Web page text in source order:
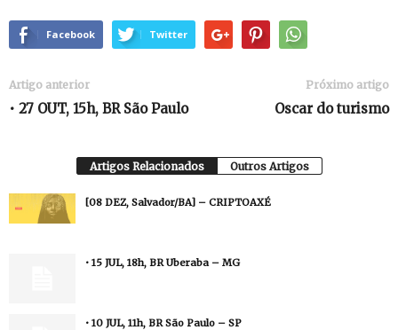
Facebook Twitter
Artigo anterior
• 27 OUT, 15h, BR São Paulo
Próximo artigo
Oscar do turismo
Artigos Relacionados Outros Artigos
[08 DEZ, Salvador/BA] – CRIPTOAXÉ
• 15 JUL, 18h, BR Uberaba – MG
• 10 JUL, 11h, BR São Paulo – SP